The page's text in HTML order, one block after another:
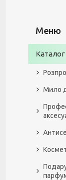
Каталог
Мило